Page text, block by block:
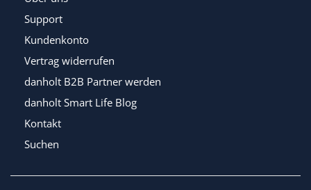
Support
Kundenkonto
Vertrag widerrufen
danholt B2B Partner werden
danholt Smart Life Blog
Kontakt
Suchen